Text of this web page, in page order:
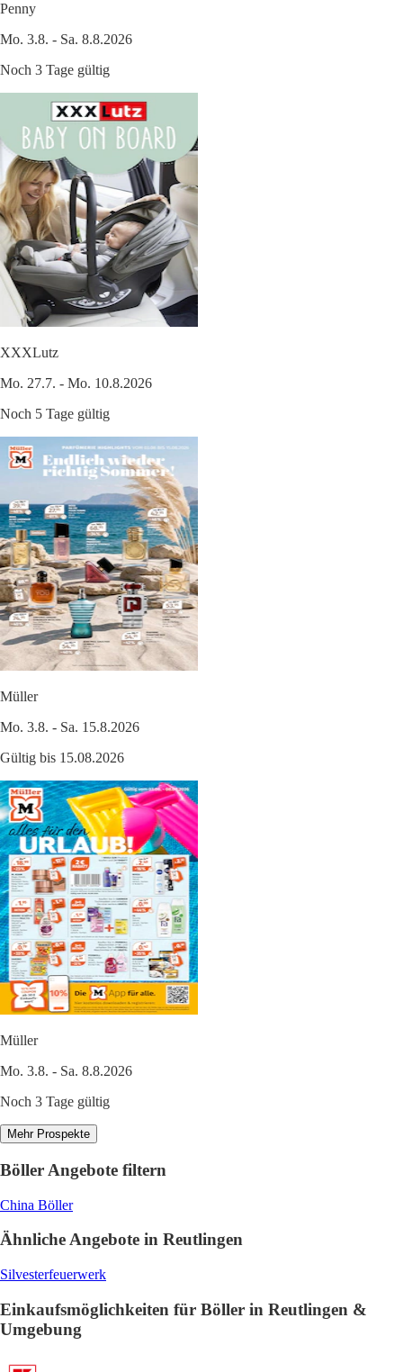
Penny
Mo. 3.8. - Sa. 8.8.2026
Noch 3 Tage gültig
XXXLutz
Mo. 27.7. - Mo. 10.8.2026
Noch 5 Tage gültig
Müller
Mo. 3.8. - Sa. 15.8.2026
Gültig bis 15.08.2026
Müller
Mo. 3.8. - Sa. 8.8.2026
Noch 3 Tage gültig
Mehr Prospekte
Böller Angebote filtern
China Böller
Ähnliche Angebote in Reutlingen
Silvesterfeuerwerk
Einkaufsmöglichkeiten für Böller in Reutlingen &
Umgebung